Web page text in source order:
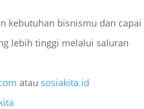
kebutuhan bisnismu dan capai
lebih tinggi melalui saluran
atau sosiakita.id